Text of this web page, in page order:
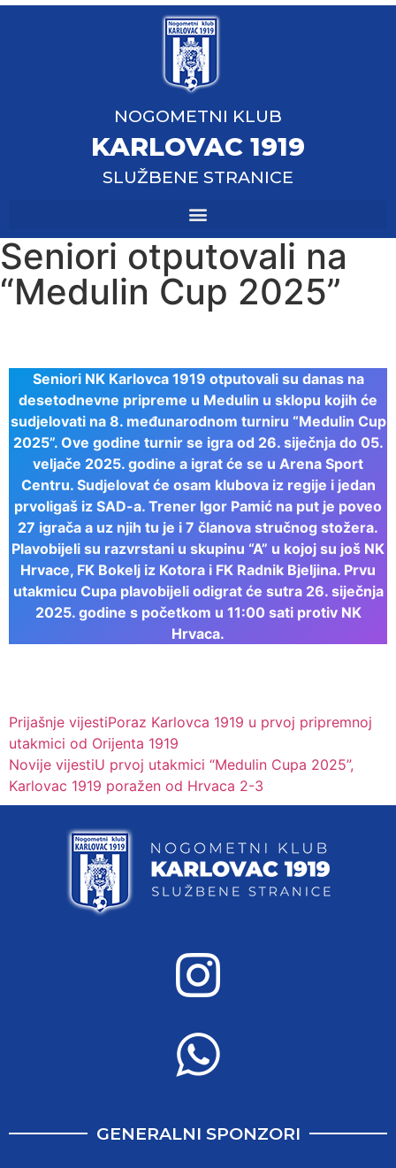
NOGOMETNI KLUB
KARLOVAC 1919
SLUŽBENE STRANICE
Seniori otputovali na
“Medulin Cup 2025”
Seniori NK Karlovca 1919 otputovali su danas na
desetodnevne pripreme u Medulin u sklopu kojih će
sudjelovati na 8. međunarodnom turniru “Medulin Cup
2025”. Ove godine turnir se igra od 26. siječnja do 05.
veljače 2025. godine a igrat će se u Arena Sport
Centru. Sudjelovat će osam klubova iz regije i jedan
prvoligaš iz SAD-a. Trener Igor Pamić na put je poveo
27 igrača a uz njih tu je i 7 članova stručnog stožera.
Plavobijeli su razvrstani u skupinu “A” u kojoj su još NK
Hrvace, FK Bokelj iz Kotora i FK Radnik Bjeljina. Prvu
utakmicu Cupa plavobijeli odigrat će sutra 26. siječnja
2025. godine s početkom u 11:00 sati protiv NK
Hrvaca.
Prijašnje vijestiPoraz Karlovca 1919 u prvoj pripremnoj
utakmici od Orijenta 1919
Novije vijestiU prvoj utakmici “Medulin Cupa 2025”,
Karlovac 1919 poražen od Hrvaca 2-3
GENERALNI SPONZORI